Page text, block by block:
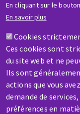
En cliquant sur le
En savoir plus
Cookies
Ces cookies sont
du site web et ne
Ils sont
actions que vous
demande de
préférences en
Une